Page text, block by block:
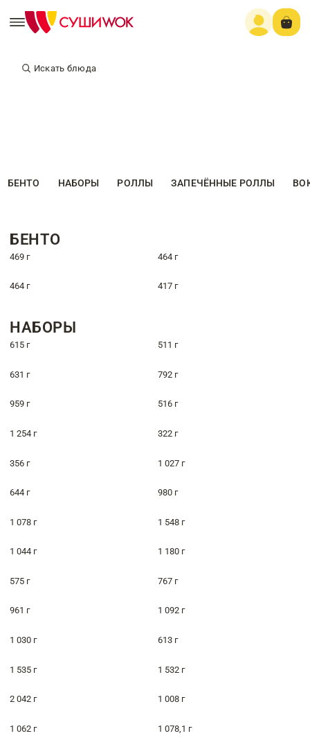
Искать блюда
БЕНТО НАБОРЫ РОЛЛЫ ЗАПЕЧЁННЫЕ РОЛЛЫ
БЕНТО
469 г 464 г
464 г 417 г
НАБОРЫ
615 г 511 г
631 г 792 г
959 г 516 г
1 254 г 322 г
356 г 1 027 г
644 г 980 г
1 078 г 1 548 г
1 044 г 1 180 г
575 г 767 г
961 г 1 092 г
1 030 г 613 г
1 535 г 1 532 г
2 042 г 1 008 г
1 062 г 1 078,1 г